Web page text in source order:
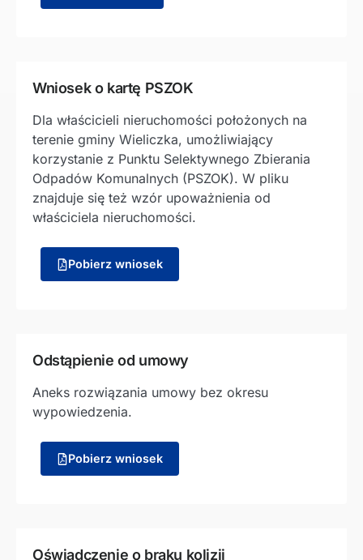
Wniosek o kartę PSZOK
Dla właścicieli nieruchomości położonych na
terenie gminy Wieliczka, umożliwiający
korzystanie z Punktu Selektywnego Zbierania
Odpadów Komunalnych (PSZOK). W pliku
znajduje się też wzór upoważnienia od
właściciela nieruchomości.
Pobierz wniosek
Odstąpienie od umowy
Aneks rozwiązania umowy bez okresu
wypowiedzenia.
Pobierz wniosek
Oświadczenie o braku kolizji